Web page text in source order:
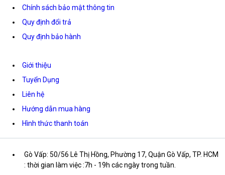
Chính sách bảo mật thông tin
Quy định đổi trả
Quy định bảo hành
Giới thiệu
Tuyển Dụng
Liên hệ
Hướng dẫn mua hàng
Hình thức thanh toán
Gò Vấp: 50/56 Lê Thị Hồng, Phường 17, Quận Gò Vấp, TP. HCM
: thời gian làm việc :7h - 19h các ngày trong tuần.